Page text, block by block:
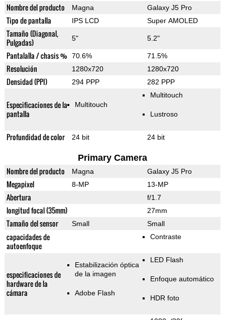
Nombre del producto Magna Galaxy J5 Pro
Tipo de pantalla IPS LCD Super AMOLED
Tamaño (Diagonal,
Pulgadas)
5" 5.2"
Pantalalla / chasis % 70.6% 71.5%
Resolución 1280x720 1280x720
Densidad (PPI) 294 PPP 282 PPP
Especificaciones de la
pantalla
Multitouch
Multitouch
Lustroso
Profundidad de color 24 bit 24 bit
Primary Camera
Nombre del producto Magna Galaxy J5 Pro
Megapixel 8-MP 13-MP
Abertura f/1.7
longitud focal (35mm) 27mm
Tamaño del sensor Small Small
capacidades de
autoenfoque
Contraste
especificaciones de
hardware de la
cámara
Estabilización óptica
de la imagen
Adobe Flash
LED Flash
Enfoque automático
HDR foto